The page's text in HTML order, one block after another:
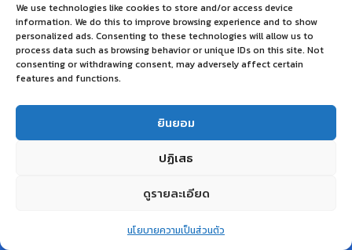
We use technologies like cookies to store and/or access device
information. We do this to improve browsing experience and to show
personalized ads. Consenting to these technologies will allow us to
process data such as browsing behavior or unique IDs on this site. Not
consenting or withdrawing consent, may adversely affect certain
features and functions.
ยินยอม
ปฏิเสธ
ดูรายละเอียด
นโยบายความเป็นส่วนตัว
Wishlist